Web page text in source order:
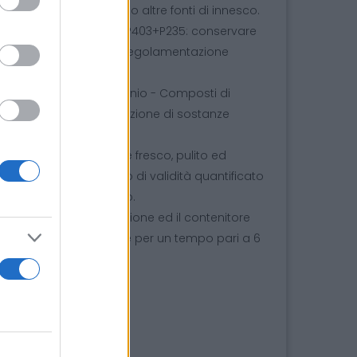
riscaldate, scintille o altre fonti di innesco.
per estinguere. P403+P235: conservare
in conformità alla regolamentazione
di didecildimetilammonio - Composti di
contro la formazione di sostanze
originale in ambiente fresco, pulito ed
diretta. Il periodo di validità quantificato
conservato.
con precauzione ed il contenitore
le sue caratteristiche per un tempo pari a 6